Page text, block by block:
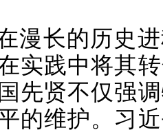
漫长的历史
实践中将其
先贤不仅强
的维护。习